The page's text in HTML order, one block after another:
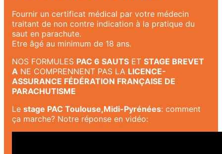
Fournir un certificat médical par votre médecin
traitant de non contre indication à la pratique du
saut en parachute.
Etre âgé au minimum de 18 ans.
NOS FORMULES PAC 6 SAUTS ET STAGE BREVET
A NE COMPRENNENT PAS LA LICENCE-
ASSURANCE FÉDÉRATION FRANÇAISE DE
PARACHUTISME
Le stage PAC Toulouse,Midi-Pyrénées: comment
ça marche? Notre réponse en vidéo: